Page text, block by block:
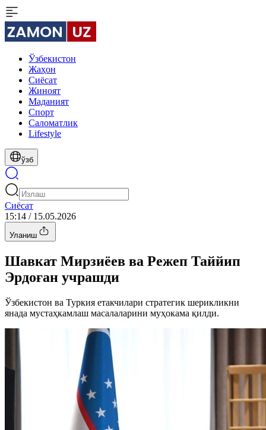
Ўзбекистон
Жаҳон
Сиёсат
Жиноят
Маданият
Спорт
Cаломатлик
Lifestyle
ўзб
Сиёсат
15:14 / 15.05.2026
Уланиш
Шавкат Мирзиёев ва Режеп Таййип
Эрдоған учрашди
Ўзбекистон ва Туркия етакчилари стратегик шерикликни
янада мустаҳкамлаш масалаларини муҳокама қилди.